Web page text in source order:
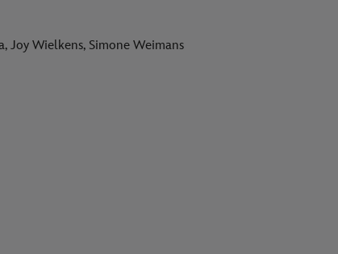
Joy Wielkens, Simone Weimans